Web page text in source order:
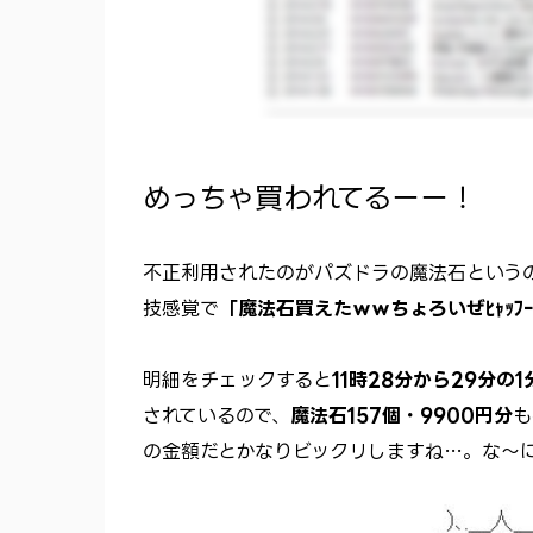
めっちゃ買われてるーー！
不正利用されたのがパズドラの魔法石という
技感覚で 「魔法石買えたｗｗちょろいぜﾋｬｯ
明細をチェックすると11時28分から29分の1
されているので、 魔法石157個・9900円分
の金額だとかなりビックリしますね…。な～